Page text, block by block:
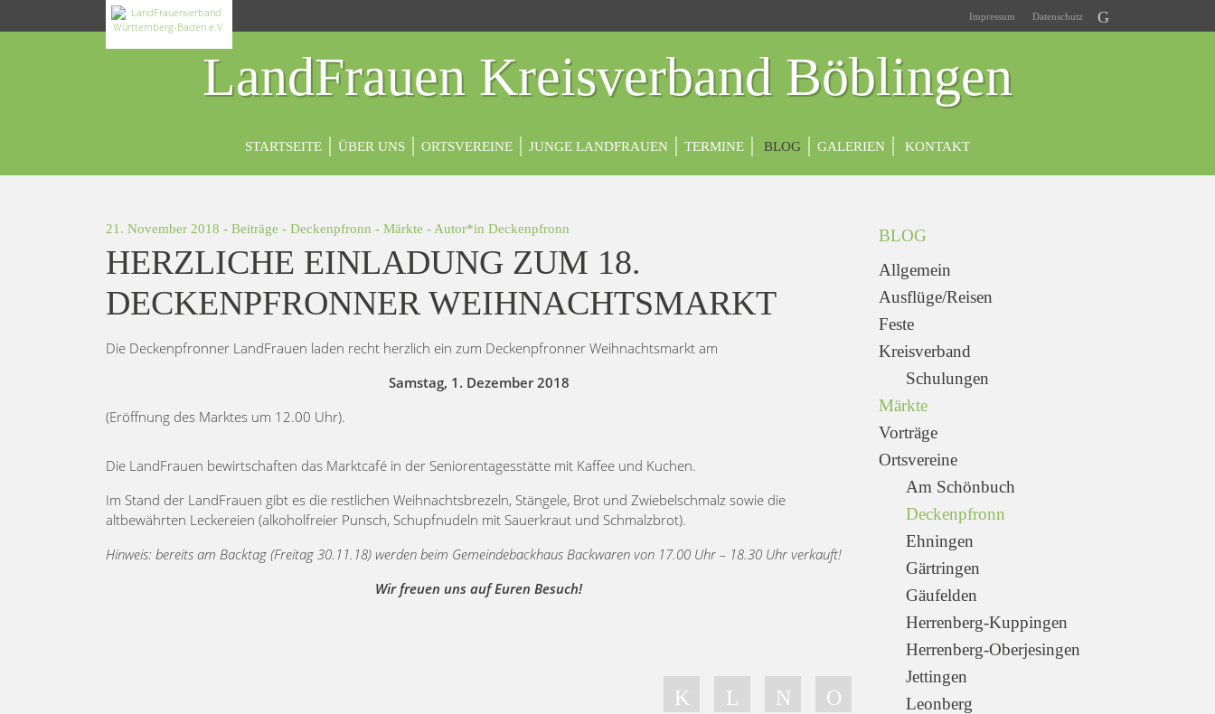
Impressum Datenschutz
LandFrauen Kreisverband Böblingen
STARTSEITE ÜBER UNS ORTSVEREINE JUNGE LANDFRAUEN TERMINE BLOG GALERIEN KONTAKT
21. November 2018 - Beiträge - Deckenpfronn - Märkte - Autor*in Deckenpfronn
HERZLICHE EINLADUNG ZUM 18.
DECKENPFRONNER WEIHNACHTSMARKT
Die Deckenpfronner LandFrauen laden recht herzlich ein zum Deckenpfronner Weihnachtsmarkt am
Samstag, 1. Dezember 2018
(Eröffnung des Marktes um 12.00 Uhr).
Die LandFrauen bewirtschaften das Marktcafé in der Seniorentagesstätte mit Kaffee und Kuchen.
Im Stand der LandFrauen gibt es die restlichen Weihnachtsbrezeln, Stängele, Brot und Zwiebelschmalz sowie die
altbewährten Leckereien (alkoholfreier Punsch, Schupfnudeln mit Sauerkraut und Schmalzbrot).
Hinweis: bereits am Backtag (Freitag 30.11.18) werden beim Gemeindebackhaus Backwaren von 17.00 Uhr – 18.30 Uhr verkauft!
Wir freuen uns auf Euren Besuch!
BLOG
Allgemein
Ausflüge/Reisen
Feste
Kreisverband
Schulungen
Märkte
Vorträge
Ortsvereine
Am Schönbuch
Deckenpfronn
Ehningen
Gärtringen
Gäufelden
Herrenberg-Kuppingen
Herrenberg-Oberjesingen
Jettingen
Leonberg